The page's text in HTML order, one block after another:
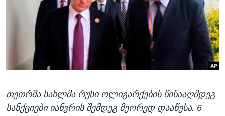
ᲡᲢᲣᲓᲘᲐ ᲕᲐᲨᲘᲜᲒᲢᲝᲜᲘ
ᲔᲙᲝᲜᲝᲛᲘᲙᲐ
ᲯᲐᲜᲛᲠᲗᲔᲚᲝᲑᲐ
ᲘᲜᲢᲔᲠᲕᲘᲣ
ᲒᲐᲚᲘᲚᲔᲝ
ᲓᲔᲖᲘᲜᲤᲝᲠᲛᲐᲪᲘᲐ
Learning English
ᲗᲕᲐᲚᲘ ᲒᲕᲐᲓᲔᲕᲜᲔᲗ
თეთრმა სახლმა რუსი ოლიგარქების წინააღმდეგ
სანქციები იანვრის შემდეგ მეორედ დააწესა. 6